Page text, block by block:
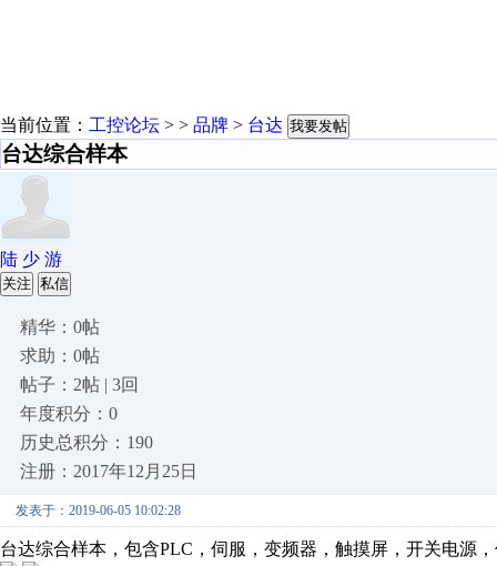
当前位置： 工控论坛 > > 品牌 > 台达 我要发帖
台达综合样本
陆 少 游
关注 私信
精华：0帖
求助：0帖
帖子：2帖 | 3回
年度积分：0
历史总积分：190
注册：2017年12月25日
发表于：2019-06-05 10:02:28
台达综合样本，包含PLC，伺服，变频器，触摸屏，开关电源